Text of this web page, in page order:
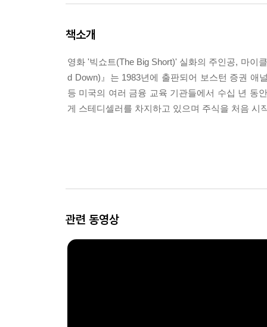
책소개
영화 '빅쇼트(The Big Short)' 실화의 주인공, 마이
d Down)』는 1983년에 출판되어 보스턴 증권 애
등 미국의 여러 금융 교육 기관들에서 수십 년 동
게 스테디셀러를 차지하고 있으며 주식을 처음
관련 동영상